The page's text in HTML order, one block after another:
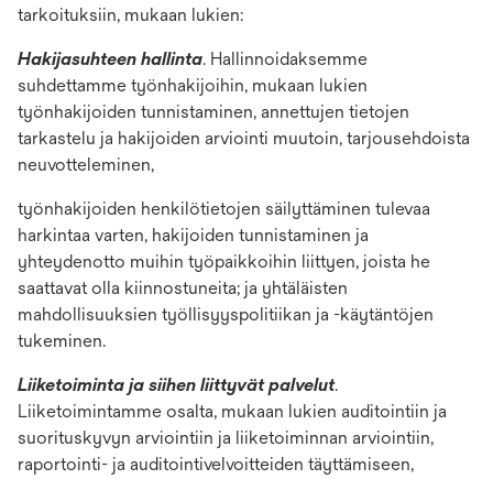
tarkoituksiin, mukaan lukien:
Hakijasuhteen hallinta. Hallinnoidaksemme
suhdettamme työnhakijoihin, mukaan lukien
työnhakijoiden tunnistaminen, annettujen tietojen
tarkastelu ja hakijoiden arviointi muutoin, tarjousehdoista
neuvotteleminen,
työnhakijoiden henkilötietojen säilyttäminen tulevaa
harkintaa varten, hakijoiden tunnistaminen ja
yhteydenotto muihin työpaikkoihin liittyen, joista he
saattavat olla kiinnostuneita; ja yhtäläisten
mahdollisuuksien työllisyyspolitiikan ja -käytäntöjen
tukeminen.
Liiketoiminta ja siihen liittyvät palvelut.
Liiketoimintamme osalta, mukaan lukien auditointiin ja
suorituskyvyn arviointiin ja liiketoiminnan arviointiin,
raportointi- ja auditointivelvoitteiden täyttämiseen,